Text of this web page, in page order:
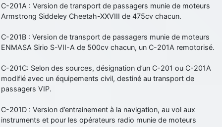
C-201A : Version de transport de passagers munie de moteurs
Armstrong Siddeley Cheetah-XXVIII de 475cv chacun.
C-201B : Version de transport de passagers munie de moteurs
ENMASA Sirio S-VII-A de 500cv chacun, un C-201A remotorisé.
C-201C: Selon des sources, désignation d’un C-201 ou C-201A
modifié avec un équipements civil, destiné au transport de
passagers VIP.
C-201D : Version d’entrainement à la navigation, au vol aux
instruments et pour les opérateurs radio munie de moteurs